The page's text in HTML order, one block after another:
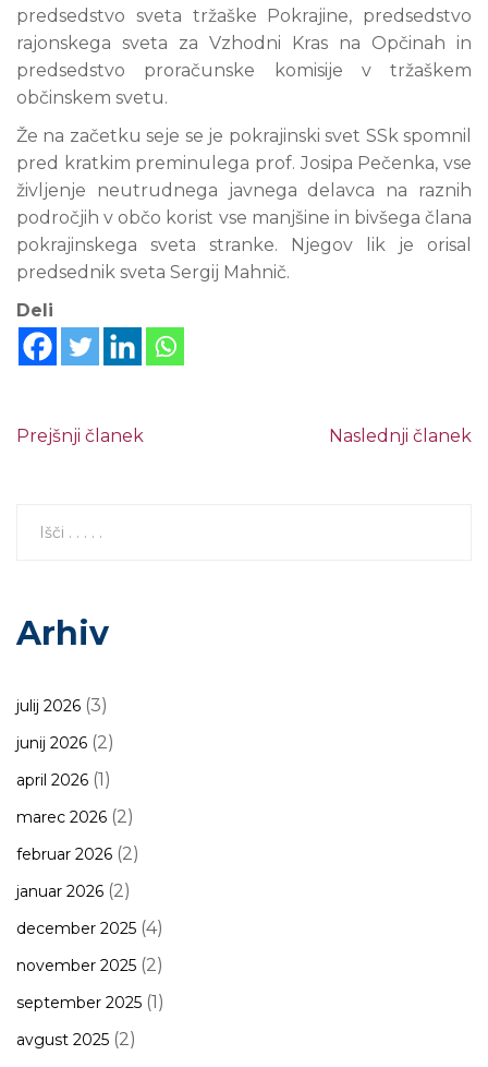
predsedstvo sveta tržaške Pokrajine, predsedstvo
rajonskega sveta za Vzhodni Kras na Opčinah in
predsedstvo proračunske komisije v tržaškem
občinskem svetu.
Že na začetku seje se je pokrajinski svet SSk spomnil
pred kratkim preminulega prof. Josipa Pečenka, vse
življenje neutrudnega javnega delavca na raznih
področjih v občo korist vse manjšine in bivšega člana
pokrajinskega sveta stranke. Njegov lik je orisal
predsednik sveta Sergij Mahnič.
Deli
Prejšnji članek Naslednji članek
Arhiv
julij 2026 (3)
junij 2026 (2)
april 2026 (1)
marec 2026 (2)
februar 2026 (2)
januar 2026 (2)
december 2025 (4)
november 2025 (2)
september 2025 (1)
avgust 2025 (2)